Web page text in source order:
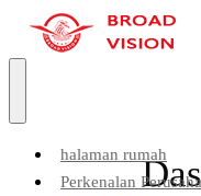
halaman rumah
Perkenalan